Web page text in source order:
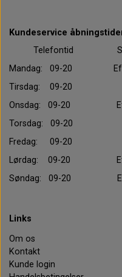
Kundeservice
Telefontid
Mandag: 09-20
Tirsdag: 09-20
Onsdag: 09-20
Torsdag: 09-20
Fredag: 09-20
Lørdag: 09-20
Søndag: 09-20
Links
Om os
Kontakt
Kunde login